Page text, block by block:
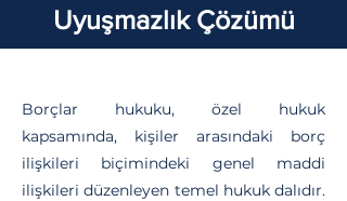
Uyuşmazlık Çözümü
Borçlar hukuku, özel hukuk
kapsamında, kişiler arasındaki borç
ilişkileri biçimindeki genel maddi
ilişkileri düzenleyen temel hukuk dalıdır.